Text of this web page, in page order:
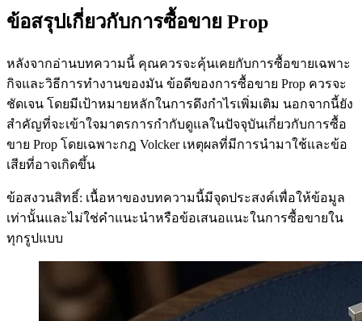
ข้อสรุปเกี่ยวกับการซื้อขาย Prop
หลังจากอ่านบทความนี้ คุณควรจะคุ้นเคยกับการซื้อขายเฉพาะ
กิจและวิธีการทำงานของมัน ข้อดีของการซื้อขาย Prop ควรจะ
ชัดเจน โดยมีเป้าหมายหลักในการดึงกำไรเพิ่มเติม นอกจากนี้ยัง
สำคัญที่จะเข้าใจมาตรการกำกับดูแลในปัจจุบันเกี่ยวกับการซื้อ
ขาย Prop โดยเฉพาะกฎ Volcker เหตุผลที่มีการนำมาใช้และข้อ
เสียที่อาจเกิดขึ้น
ข้อสงวนสิทธิ์: เนื้อหาของบทความนี้มีจุดประสงค์เพื่อให้ข้อมูล
เท่านั้นและไม่ใช่คำแนะนำหรือข้อเสนอแนะในการซื้อขายใน
ทุกรูปแบบ